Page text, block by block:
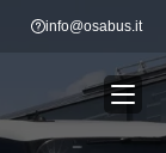
info@osabus.it